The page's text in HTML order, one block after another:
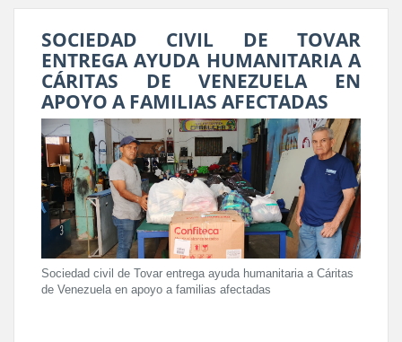
SOCIEDAD CIVIL DE TOVAR
ENTREGA AYUDA HUMANITARIA A
CÁRITAS DE VENEZUELA EN
APOYO A FAMILIAS AFECTADAS
Sociedad civil de Tovar entrega ayuda humanitaria a Cáritas
de Venezuela en apoyo a familias afectadas